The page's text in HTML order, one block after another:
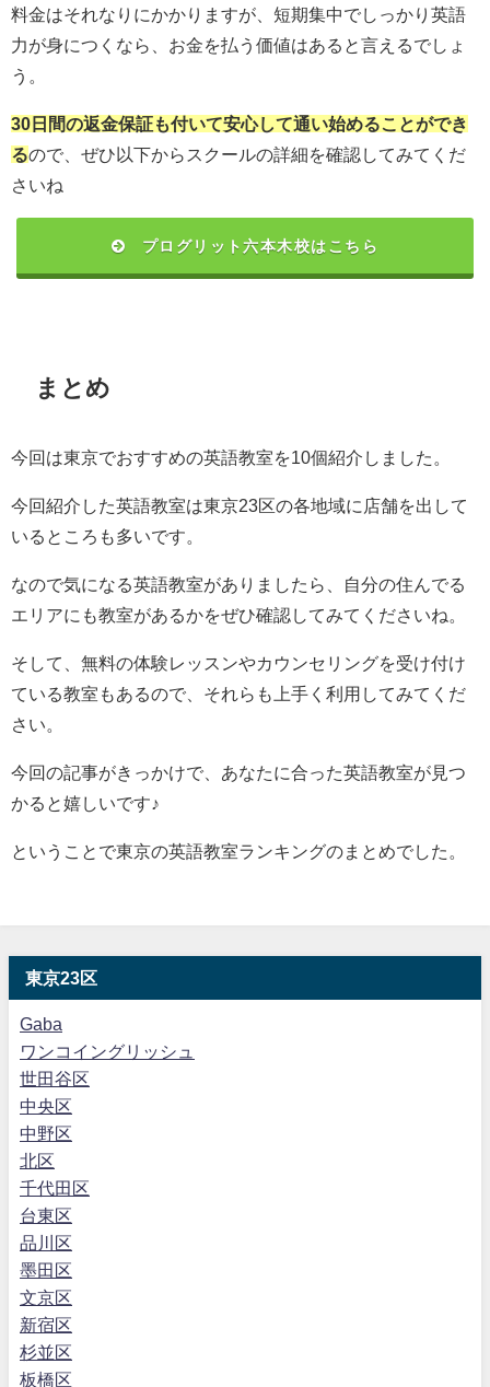
料金はそれなりにかかりますが、短期集中でしっかり英語
力が身につくなら、お金を払う価値はあると言えるでしょ
う。
30日間の返金保証も付いて安心して通い始めることができ
るので、ぜひ以下からスクールの詳細を確認してみてくだ
さいね
プログリット六本木校はこちら
まとめ
今回は東京でおすすめの英語教室を10個紹介しました。
今回紹介した英語教室は東京23区の各地域に店舗を出して
いるところも多いです。
なので気になる英語教室がありましたら、自分の住んでる
エリアにも教室があるかをぜひ確認してみてくださいね。
そして、無料の体験レッスンやカウンセリングを受け付け
ている教室もあるので、それらも上手く利用してみてくだ
さい。
今回の記事がきっかけで、あなたに合った英語教室が見つ
かると嬉しいです♪
ということで東京の英語教室ランキングのまとめでした。
東京23区
Gaba
ワンコイングリッシュ
世田谷区
中央区
中野区
北区
千代田区
台東区
品川区
墨田区
文京区
新宿区
杉並区
板橋区